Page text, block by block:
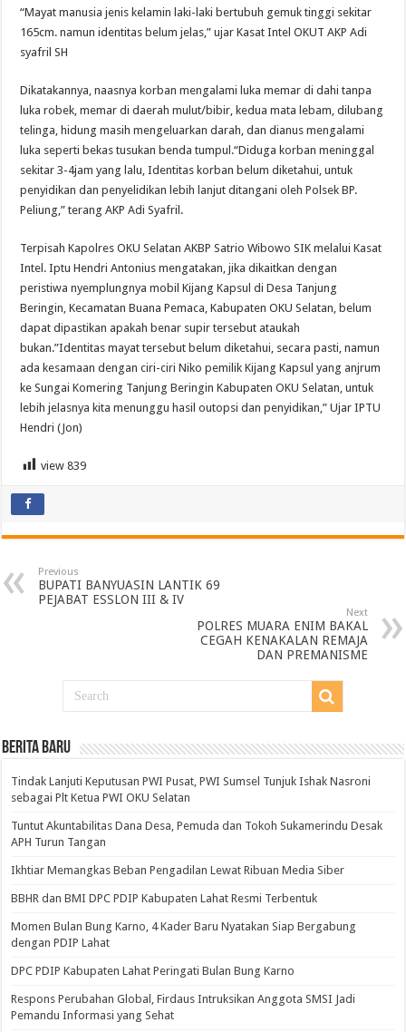
“Mayat manusia jenis kelamin laki-laki bertubuh gemuk tinggi sekitar
165cm. namun identitas belum jelas,” ujar Kasat Intel OKUT AKP Adi
syafril SH
Dikatakannya, naasnya korban mengalami luka memar di dahi tanpa
luka robek, memar di daerah mulut/bibir, kedua mata lebam, dilubang
telinga, hidung masih mengeluarkan darah, dan dianus mengalami
luka seperti bekas tusukan benda tumpul.“Diduga korban meninggal
sekitar 3-4jam yang lalu, Identitas korban belum diketahui, untuk
penyidikan dan penyelidikan lebih lanjut ditangani oleh Polsek BP.
Peliung,” terang AKP Adi Syafril.
Terpisah Kapolres OKU Selatan AKBP Satrio Wibowo SIK melalui Kasat
Intel. Iptu Hendri Antonius mengatakan, jika dikaitkan dengan
peristiwa nyemplungnya mobil Kijang Kapsul di Desa Tanjung
Beringin, Kecamatan Buana Pemaca, Kabupaten OKU Selatan, belum
dapat dipastikan apakah benar supir tersebut ataukah
bukan.”Identitas mayat tersebut belum diketahui, secara pasti, namun
ada kesamaan dengan ciri-ciri Niko pemilik Kijang Kapsul yang anjrum
ke Sungai Komering Tanjung Beringin Kabupaten OKU Selatan, untuk
lebih jelasnya kita menunggu hasil outopsi dan penyidikan,” Ujar IPTU
Hendri (Jon)
view 839
Previous
BUPATI BANYUASIN LANTIK 69
PEJABAT ESSLON III & IV
Next
POLRES MUARA ENIM BAKAL
CEGAH KENAKALAN REMAJA
DAN PREMANISME
BERITA BARU
Tindak Lanjuti Keputusan PWI Pusat, PWI Sumsel Tunjuk Ishak Nasroni
sebagai Plt Ketua PWI OKU Selatan
Tuntut Akuntabilitas Dana Desa, Pemuda dan Tokoh Sukamerindu Desak
APH Turun Tangan
Ikhtiar Memangkas Beban Pengadilan Lewat Ribuan Media Siber
BBHR dan BMI DPC PDIP Kabupaten Lahat Resmi Terbentuk
Momen Bulan Bung Karno, 4 Kader Baru Nyatakan Siap Bergabung
dengan PDIP Lahat
DPC PDIP Kabupaten Lahat Peringati Bulan Bung Karno
Respons Perubahan Global, Firdaus Intruksikan Anggota SMSI Jadi
Pemandu Informasi yang Sehat